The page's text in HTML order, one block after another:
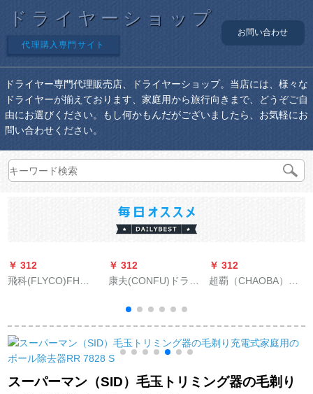
ドライヤーショップ
代理購入専門サイト
お問い合わせ
ドライヤー専門代理販売店、ドライヤーショップ。当店には、様々な
ドライヤーが揃えております、家庭用から旅行向きまで、どうぞご自
由にお選びください。もし何かもんだがございましたら、お気軽にお
問い合わせください。
￥ 312
飛科(FLYCO)FH
イヤは恒温1200 Wパ
ドルホワイトを折り
畳することです。
￥ 312
康夫(CONFU)ドララ
イヤKF-5843 1800 W
￥ 312
超覇（CHAOBA）
力ドライヤ専门用冷
热风黒
スーパーマン（SID）毛玉トリミング器の毛剃り